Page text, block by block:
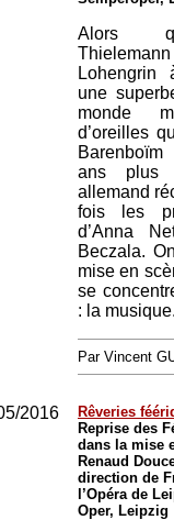
Alors
Lohengrin
une
monde
d’oreilles
ans plus
allemand
fois les
d’Anna
Beczala.
mise en
se
: la
Par Vincent
2016
Rêveries
Reprise des
dans la mise
Renaud
direction de
l’Opéra de
Oper, Leipzig